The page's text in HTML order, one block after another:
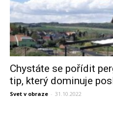
Chystáte se pořídit
tip, který dominuje
Svet v obraze - 31.10.2022